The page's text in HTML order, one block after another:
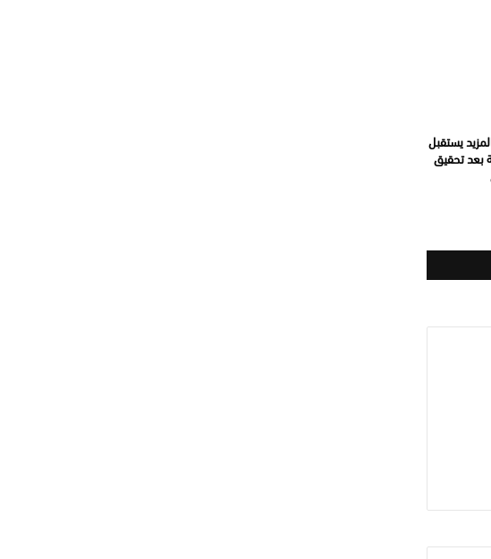
يستقبل
بعد تحقيق